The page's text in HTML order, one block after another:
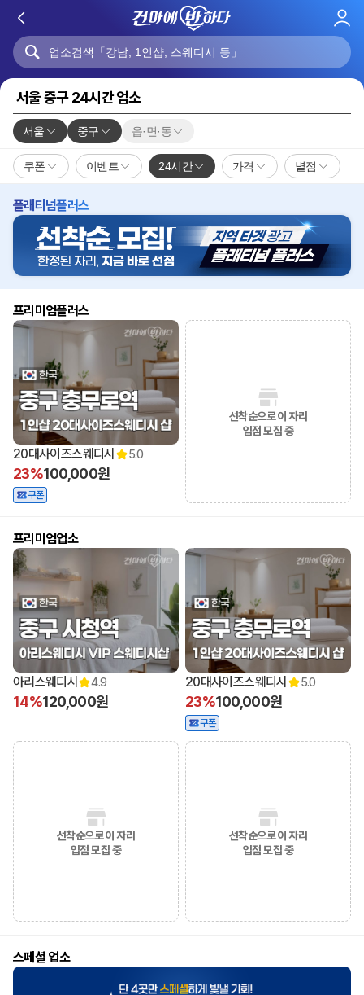
로
서울 중구 24시간 업소
서울 중구 읍·면·동
쿠폰 이벤트 24시간 가격 별점
플래티넘플러스
프리미엄플러스
20대사이즈스웨디시 5.0
23%100,000원
쿠폰
선착순으로 이 자리
입점 모집 중
프리미엄업소
아리스웨디시 4.9
14%120,000원
20대사이즈스웨디시 5.0
23%100,000원
쿠폰
선착순으로 이 자리
입점 모집 중
선착순으로 이 자리
입점 모집 중
스페셜 업소